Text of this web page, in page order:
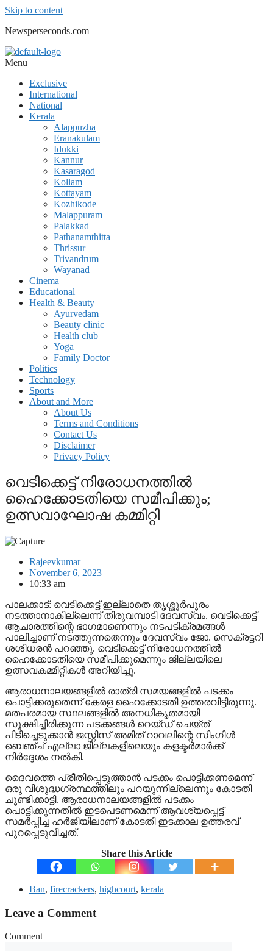
Skip to content
Newsperseconds.com
Menu
Exclusive
International
National
Kerala
Alappuzha
Eranakulam
Idukki
Kannur
Kasaragod
Kollam
Kottayam
Kozhikode
Malappuram
Palakkad
Pathanamthitta
Thrissur
Trivandrum
Wayanad
Cinema
Educational
Health & Beauty
Ayurvedam
Beauty clinic
Health club
Yoga
Family Doctor
Politics
Technology
Sports
About and More
About Us
Terms and Conditions
Contact Us
Disclaimer
Privacy Policy
വെടിക്കെട്ട് നിരോധനത്തില്‍
ഹൈക്കോടതിയെ സമീപിക്കും;
ഉത്സവാഘോഷ കമ്മിറ്റി
Rajeevkumar
November 6, 2023
10:33 am
പാലക്കാട്: വെടിക്കെട്ട് ഇല്ലാതെ തൃശ്ശൂര്‍പൂരം
നടത്താനാകില്ലെന്ന് തിരുവമ്പാടി ദേവസ്വം. വെടിക്കെട്ട്
ആചാരത്തിന്റെ ഭാഗമാണെന്നും നടപടിക്രമങ്ങള്‍
പാലിച്ചാണ് നടത്തുന്നതെന്നും ദേവസ്വം ജോ. സെക്രട്ടറി
ശശിധരന്‍ പറഞ്ഞു. വെടിക്കെട്ട് നിരോധനത്തില്‍
ഹൈക്കോടതിയെ സമീപിക്കുമെന്നും ജില്ലയിലെ
ഉത്സവകമ്മിറ്റികള്‍ അറിയിച്ചു.
ആരാധനാലയങ്ങളില്‍ രാത്രി സമയങ്ങളില്‍ പടക്കം
പൊട്ടിക്കരുതെന്ന് കേരള ഹൈക്കോടതി ഉത്തരവിട്ടിരുന്നു.
മതപരമായ സ്ഥലങ്ങളില്‍ അനധികൃതമായി
സൂക്ഷിച്ചിരിക്കുന്ന പടക്കങ്ങള്‍ റെയ്ഡ് ചെയ്ത്
പിടിച്ചെടുക്കാന്‍ ജസ്റ്റിസ് അമിത് റാവലിന്റെ സിംഗിള്‍
ബെഞ്ച് എല്ലാ ജില്ലകളിലെയും കളക്ടര്‍മാര്‍ക്ക്
നിര്‍ദ്ദേശം നല്‍കി.
ദൈവത്തെ പ്രീതിപ്പെടുത്താന്‍ പടക്കം പൊട്ടിക്കണമെന്ന്
ഒരു വിശുദ്ധഗ്രന്ഥത്തിലും പറയുന്നില്ലെന്നും കോടതി
ചൂണ്ടിക്കാട്ടി. ആരാധനാലയങ്ങളില്‍ പടക്കം
പൊട്ടിക്കുന്നതില്‍ ഇടപെടണമെന്ന് ആവശ്യപ്പെട്ട്
സമര്‍പ്പിച്ച ഹര്‍ജിയിലാണ് കോടതി ഇടക്കാല ഉത്തരവ്
പുറപ്പെടുവിച്ചത്.
Share this Article
Ban, firecrackers, highcourt, kerala
Leave a Comment
Comment